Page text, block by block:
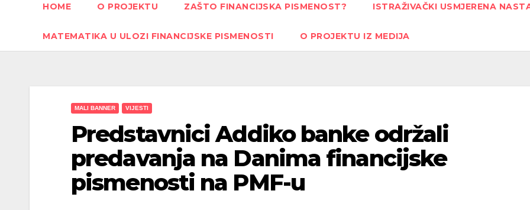
HOME O PROJEKTU ZAŠTO FINANCIJSKA PISMENOST? ISTRAŽIVAČKI USMJERENA
MATEMATIKA U ULOZI FINANCIJSKE PISMENOSTI O PROJEKTU IZ MEDIJA
MALI BANNER VIJESTI
Predstavnici Addiko banke održali
predavanja na Danima financijske
pismenosti na PMF-u